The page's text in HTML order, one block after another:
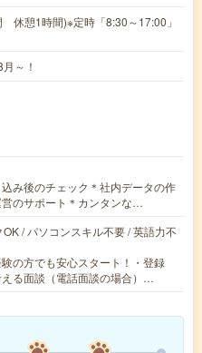
休憩1時間)※定時「8:30～17:00」
～！
み後のチェック＊社内データの作
のサポート＊カンタンな…
/ パソコンスキル不要 / 英語力不
の方でも安心スタート！・登録
る面談（電話面談の場合）…